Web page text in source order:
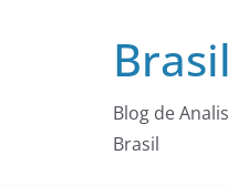
Blog de
Brasil